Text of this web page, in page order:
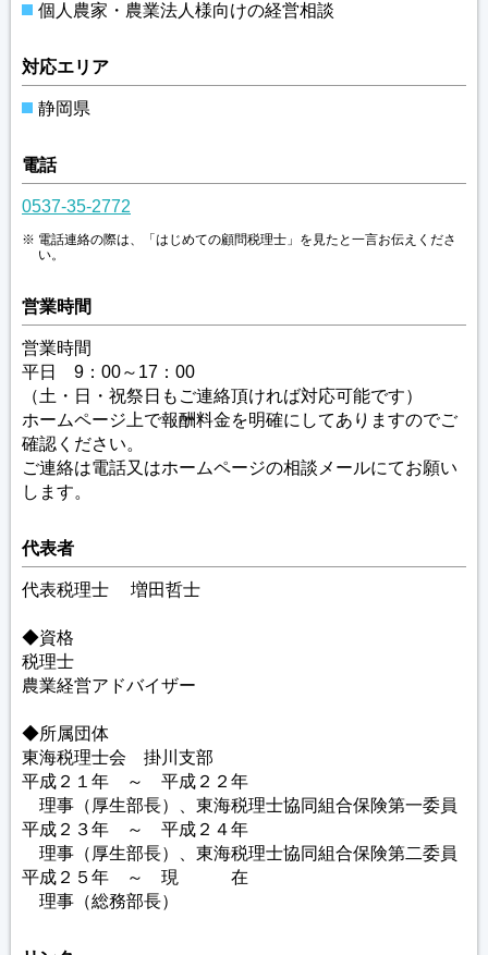
個人農家・農業法人様向けの経営相談
対応エリア
静岡県
電話
0537-35-2772
電話連絡の際は、「はじめての顧問税理士」を見たと一言お伝えくださ
い。
営業時間
営業時間
平日 9：00～17：00
（土・日・祝祭日もご連絡頂ければ対応可能です）
ホームページ上で報酬料金を明確にしてありますのでご
確認ください。
ご連絡は電話又はホームページの相談メールにてお願い
します。
代表者
代表税理士 増田哲士
◆資格
税理士
農業経営アドバイザー
◆所属団体
東海税理士会 掛川支部
平成２１年 ～ 平成２２年
理事（厚生部長）、東海税理士協同組合保険第一委員
平成２３年 ～ 平成２４年
理事（厚生部長）、東海税理士協同組合保険第二委員
平成２５年 ～ 現 在
理事（総務部長）